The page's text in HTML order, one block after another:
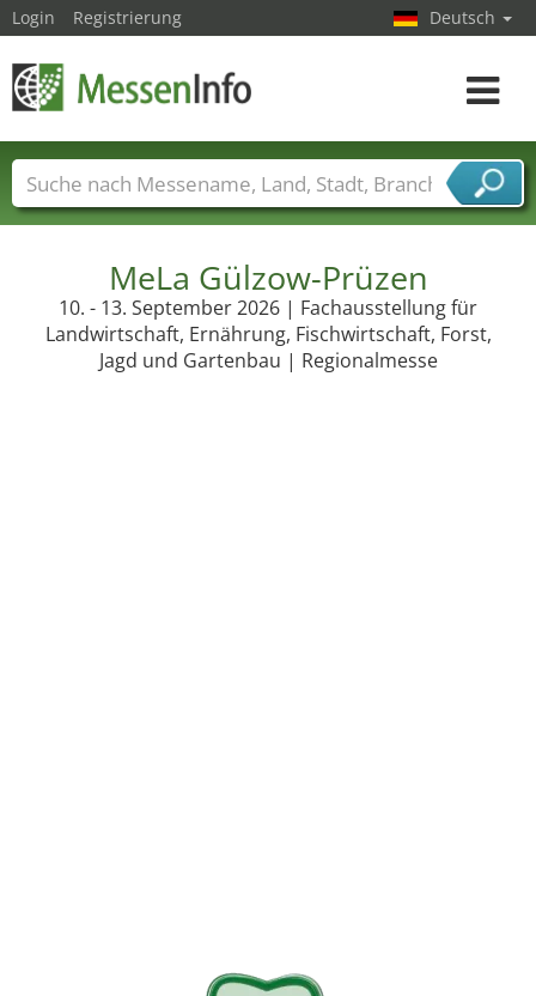
MeLa Gülzow-Prüzen
10. - 13. September 2026 | Fachausstellung für
Landwirtschaft, Ernährung, Fischwirtschaft, Forst,
Jagd und Gartenbau | Regionalmesse
Login Registrierung Deutsch
Toggle
Messenamen Länder Städte
Branchen